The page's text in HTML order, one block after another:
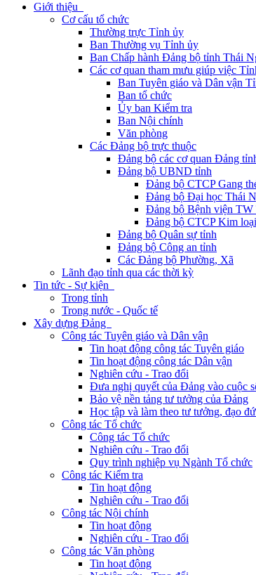
Giới thiệu
Cơ cấu tổ chức
Thường trực Tỉnh ủy
Ban Thường vụ Tỉnh ủy
Ban Chấp hành Đảng bộ tỉnh Thái
Các cơ quan tham mưu giúp việc
Ban Tuyên giáo và Dân vận
Ban tổ chức
Ủy ban Kiểm tra
Ban Nội chính
Văn phòng
Các Đảng bộ trực thuộc
Đảng bộ các cơ quan Đảng
Đảng bộ UBND tỉnh
Đảng bộ CTCP Gang
Đảng bộ Đại học Thái
Đảng bộ Bệnh viện TW
Đảng bộ CTCP Kim
Đảng bộ Quân sự tỉnh
Đảng bộ Công an tỉnh
Các Đảng bộ Phường, Xã
Lãnh đạo tỉnh qua các thời kỳ
Tin tức - Sự kiện
Trong tỉnh
Trong nước - Quốc tế
Xây dựng Đảng
Công tác Tuyên giáo và Dân vận
Tin hoạt động công tác Tuyên giáo
Tin hoạt động công tác Dân vận
Nghiên cứu - Trao đổi
Đưa nghị quyết của Đảng vào cuộc
Bảo vệ nền tảng tư tưởng của Đảng
Học tập và làm theo tư tưởng, đạo
Công tác Tổ chức
Công tác Tổ chức
Nghiên cứu - Trao đổi
Quy trình nghiệp vụ Ngành Tổ chức
Công tác Kiểm tra
Tin hoạt động
Nghiên cứu - Trao đổi
Công tác Nội chính
Tin hoạt động
Nghiên cứu - Trao đổi
Công tác Văn phòng
Tin hoạt động